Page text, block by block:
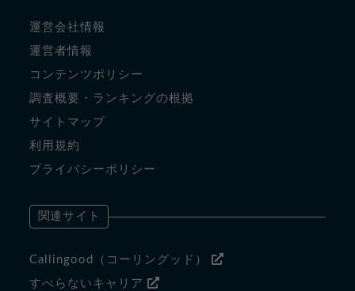
運営会社情報
運営者情報
コンテンツポリシー
調査概要・ランキングの根拠
サイトマップ
利用規約
プライバシーポリシー
関連サイト
Callingood（コーリングッド）
すべらないキャリア